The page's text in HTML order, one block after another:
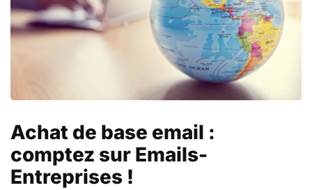
Achat de base email :
comptez sur Emails-
Entreprises !